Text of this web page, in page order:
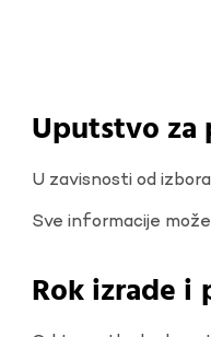
Uputstvo
U zavisnosti od
Sve informacije
Rok izrade i